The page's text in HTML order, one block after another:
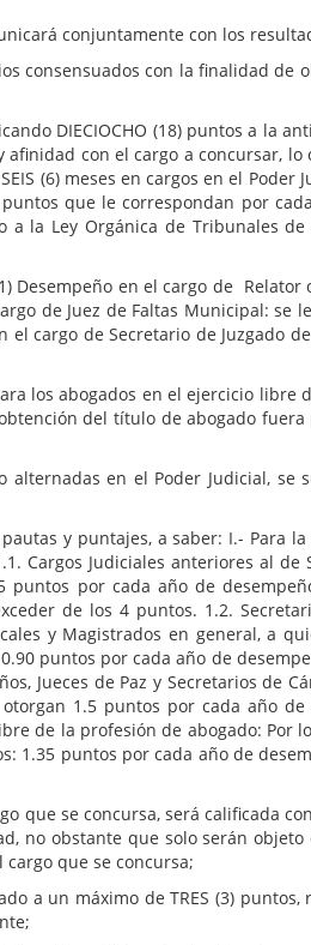
conjuntamente con los
con la finalidad de
DIECIOCHO (18) puntos a la
con el cargo a concursar,
(6) meses en cargos en el Poder
que le correspondan por
la Ley Orgánica de Tribunales
en el cargo de Relator o
de Juez de Faltas Municipal:
cargo de Secretario de Juzgado
abogados en el ejercicio libre
del título de abogado
en el Poder Judicial, se
y puntajes, a saber: I.- Para la
Cargos Judiciales anteriores al
por cada año de
de los 4 puntos. 1.2.
y Magistrados en general, a
puntos por cada año de
Jueces de Paz y Secretarios de
1.5 puntos por cada año
de la profesión de abogado: Por
1.35 puntos por cada año de
se concursa, será calificada con
no obstante que solo serán objeto
que se concursa;
máximo de TRES (3) puntos,